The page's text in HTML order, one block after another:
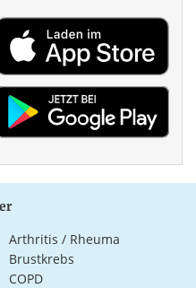
Arthritis / Rheuma
Brustkrebs
COPD